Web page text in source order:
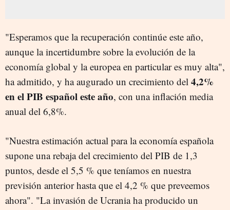
"Esperamos que la recuperación continúe este año,
aunque la incertidumbre sobre la evolución de la
economía global y la europea en particular es muy alta",
ha admitido, y ha augurado un crecimiento del 4,2%
en el PIB español este año, con una inflación media
anual del 6,8%.
"Nuestra estimación actual para la economía española
supone una rebaja del crecimiento del PIB de 1,3
puntos, desde el 5,5 % que teníamos en nuestra
previsión anterior hasta que el 4,2 % que preveemos
ahora". "La invasión de Ucrania ha producido un